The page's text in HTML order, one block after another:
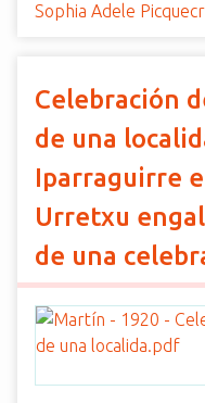
Sophia Adele
Celebración
de una
Iparraguirre
Urretxu
de una